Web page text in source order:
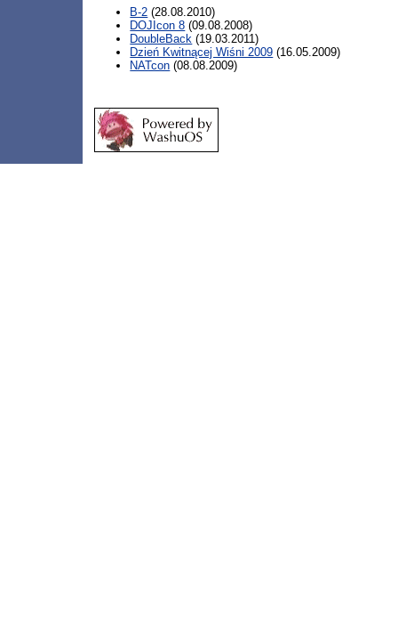
B-2 (28.08.2010)
DOJIcon 8 (09.08.2008)
DoubleBack (19.03.2011)
Dzień Kwitnącej Wiśni 2009 (16.05.2009)
NATcon (08.08.2009)